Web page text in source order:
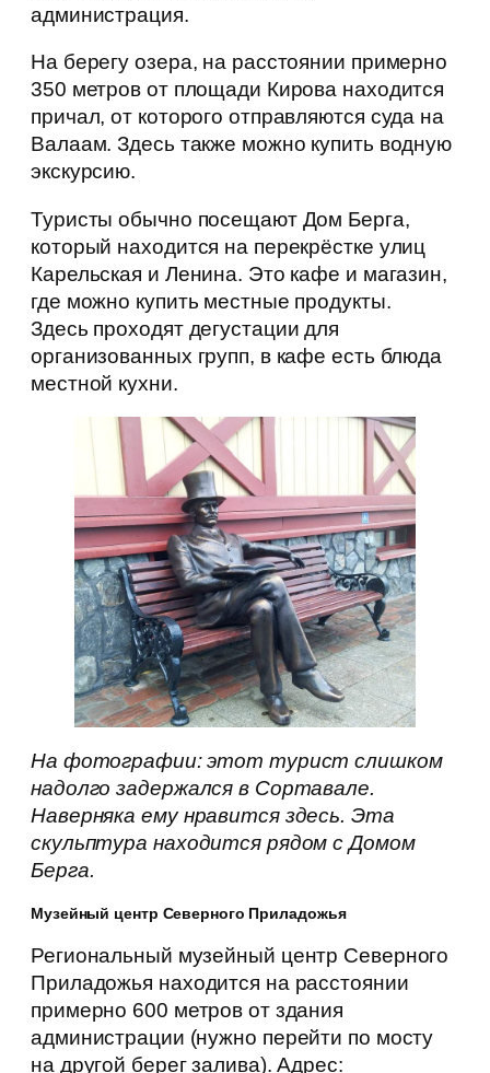
администрация.
На берегу озера, на расстоянии примерно
350 метров от площади Кирова находится
причал, от которого отправляются суда на
Валаам. Здесь также можно купить водную
экскурсию.
Туристы обычно посещают Дом Берга,
который находится на перекрёстке улиц
Карельская и Ленина. Это кафе и магазин,
где можно купить местные продукты.
Здесь проходят дегустации для
организованных групп, в кафе есть блюда
местной кухни.
На фотографии: этот турист слишком
надолго задержался в Сортавале.
Наверняка ему нравится здесь. Эта
скульптура находится рядом с Домом
Берга.
Музейный центр Северного Приладожья
Региональный музейный центр Северного
Приладожья находится на расстоянии
примерно 600 метров от здания
администрации (нужно перейти по мосту
на другой берег залива). Адрес: